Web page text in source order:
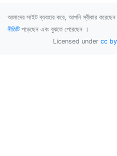
আমাদের সাইট ব্যবহার করে, আপনি স্বীকার
নীতিটি পড়েছেন এবং বুঝতে পেরেছেন ।
Licensed under cc